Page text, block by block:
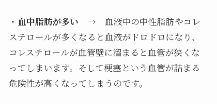
・ 血中脂肪が多い → 血液中の中性脂肪やコレ
ステロールが多くなると血液がドロドロになり、
コレステロールが血管壁に溜まると血管が狭くな
ってしまいます。そして梗塞という血管が詰まる
危険性が高くなってしまうのです。